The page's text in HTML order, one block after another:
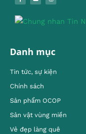
Danh mục
Tin tức, sự kiện
Chính sách
Sản phẩm OCOP
Sản vật vùng miền
Vẻ đẹp làng quê